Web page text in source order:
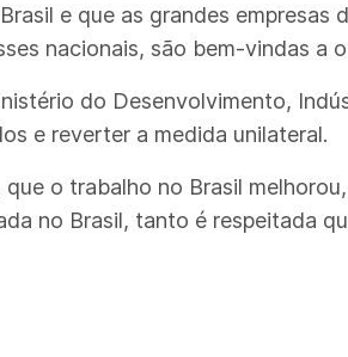
e que as grandes empresas
nacionais, são bem-vindas a
do Desenvolvimento,
e reverter a medida unilateral.
o trabalho no Brasil
no Brasil, tanto é respeitada